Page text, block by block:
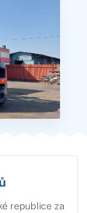
republice za